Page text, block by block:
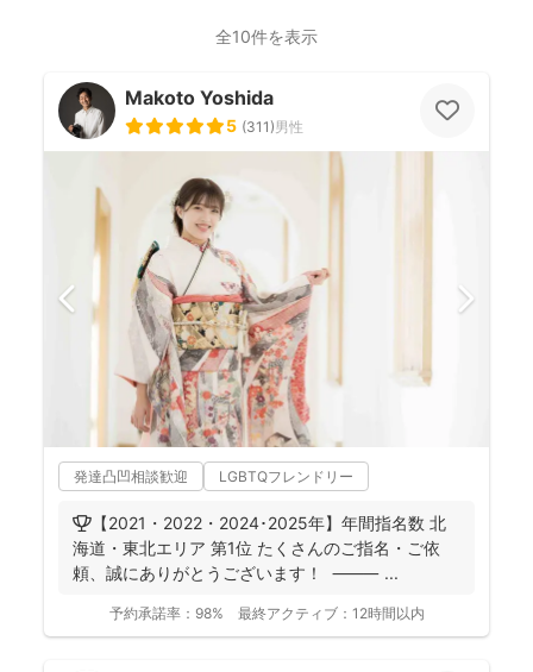
全10件を表示
Makoto Yoshida
5 (311)男性
発達凸凹相談歓迎 LGBTQフレンドリー
🏆【2021・2022・2024･2025年】年間指名数 北
海道・東北エリア 第1位 たくさんのご指名・ご依
頼、誠にありがとうございます！ ⸻ ...
予約承諾率： 98% 最終アクティブ： 12時間以内